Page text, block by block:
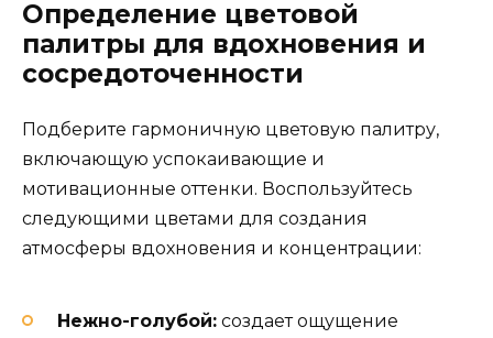
Определение цветовой
палитры для вдохновения и
сосредоточенности
Подберите гармоничную цветовую палитру,
включающую успокаивающие и
мотивационные оттенки. Воспользуйтесь
следующими цветами для создания
атмосферы вдохновения и концентрации:
Нежно-голубой: создает ощущение